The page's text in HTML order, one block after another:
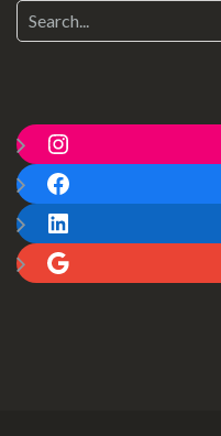
Instagram
Facebook
LinkedIn
Google